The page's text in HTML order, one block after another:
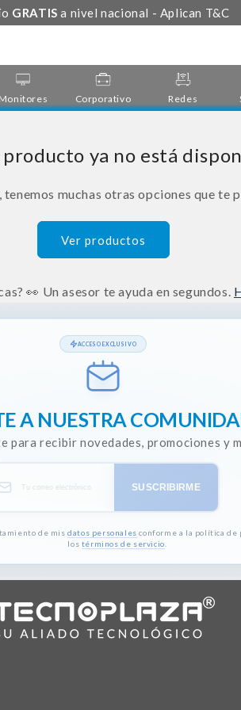
GRATISa nivel nacional - Aplican T&C
Monitores Corporativo Redes
producto ya no está
muchas otras opciones que te
Ver productos
👀 Un asesor te ayuda en segundos.
ACCESO EXCLUSIVO
A NUESTRA
para recibir novedades, promociones y
SUSCRIBIRME
de misdatos personales conforme a la política de
los términos de servicio